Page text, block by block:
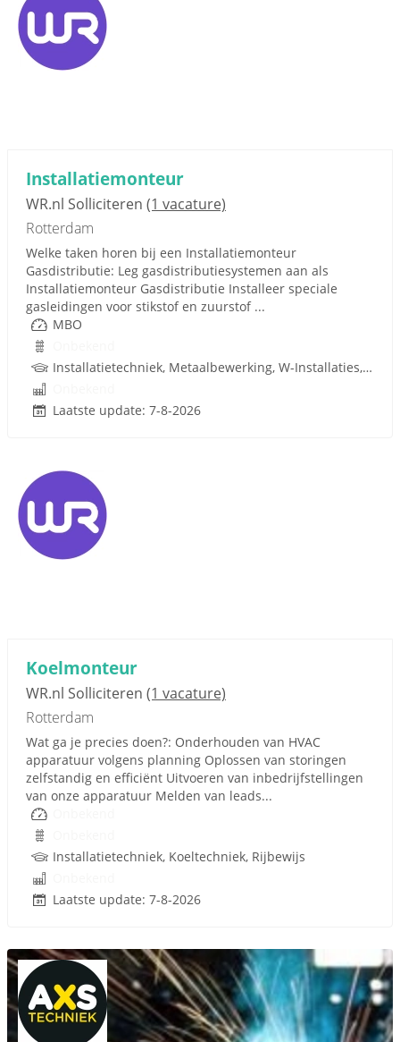
Installatiemonteur
WR.nl Solliciteren (1 vacature)
Rotterdam
Welke taken horen bij een Installatiemonteur
Gasdistributie: Leg gasdistributiesystemen aan als
Installatiemonteur Gasdistributie Installeer speciale
gasleidingen voor stikstof en zuurstof ...
MBO
Installatietechniek, Metaalbewerking, W-Installaties, Rijbewijs
Laatste update: 7-8-2026
Koelmonteur
WR.nl Solliciteren (1 vacature)
Rotterdam
Wat ga je precies doen?: Onderhouden van HVAC
apparatuur volgens planning Oplossen van storingen
zelfstandig en efficiënt Uitvoeren van inbedrijfstellingen
van onze apparatuur Melden van leads...
Installatietechniek, Koeltechniek, Rijbewijs
Laatste update: 7-8-2026